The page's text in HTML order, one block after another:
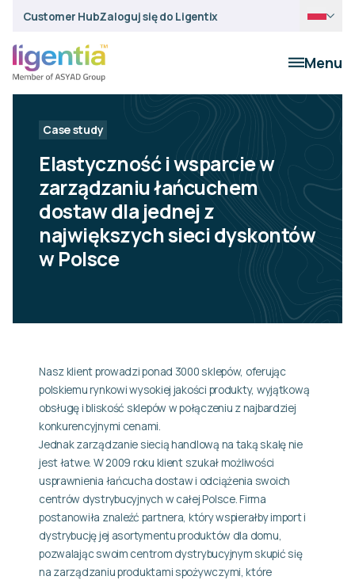
Customer HubZaloguj się do Ligentix
Menu
Case study
Elastyczność i wsparcie w
zarządzaniu łańcuchem
dostaw dla jednej z
największych sieci dyskontów
w Polsce
Nasz klient prowadzi ponad 3000 sklepów, oferując
polskiemu rynkowi wysokiej jakości produkty, wyjątkową
obsługę i bliskość sklepów w połączeniu z najbardziej
konkurencyjnymi cenami.
Jednak zarządzanie siecią handlową na taką skalę nie
jest łatwe. W 2009 roku klient szukał możliwości
usprawnienia łańcucha dostaw i odciążenia swoich
centrów dystrybucyjnych w całej Polsce. Firma
postanowiła znaleźć partnera, który wspierałby import i
dystrybucję jej asortymentu produktów dla domu,
pozwalając swoim centrom dystrybucyjnym skupić się
na zarządzaniu produktami spożywczymi, które